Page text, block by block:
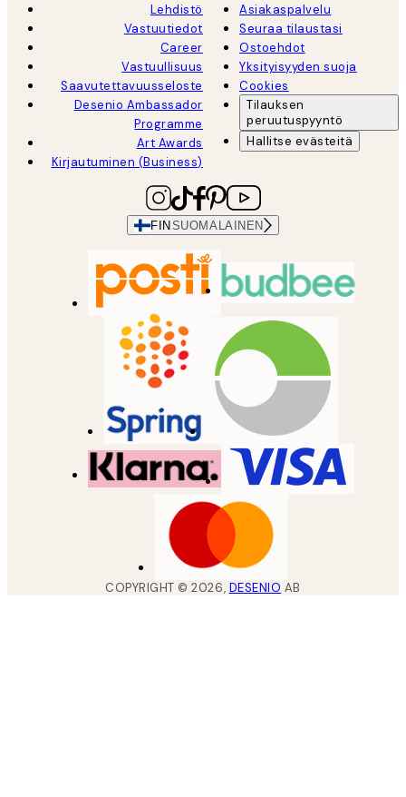
Lehdistö
Vastuutiedot
Career
Vastuullisuus
Saavutettavuusseloste
Desenio Ambassador
Programme
Art Awards
Kirjautuminen (Business)
Asiakaspalvelu
Seuraa tilaustasi
Ostoehdot
Yksityisyyden suoja
Cookies
Tilauksen
peruutuspyyntö
Hallitse evästeitä
FIN SUOMALAINEN
COPYRIGHT ©2026, DESENIO AB